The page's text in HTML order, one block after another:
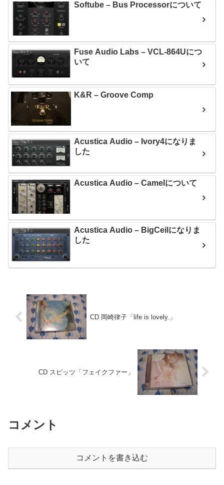
Softube – Bus Processorについて
Fuse Audio Labs – VCL-864Uにつ
いて
K&R – Groove Comp
Acustica Audio – Ivory4になりま
した
Acustica Audio – Camelについて
Acustica Audio – BigCeilになりま
した
CD 岡崎律子「life is lovely.」
CD スピッツ「フェイクファー」
コメント
コメントを書き込む